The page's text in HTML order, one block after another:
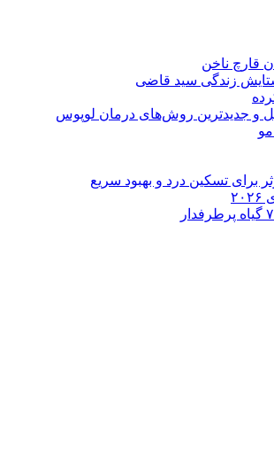
قارچ ناخن
زندگی سید قاضی
و جدیدترین روش‌های درمان لوپوس